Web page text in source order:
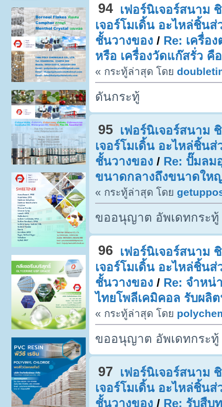
94 เฟอร์นิเจอร์สนาม
เจอร์โมเดิ้น อะไหล่ชิ้น
ชั้นวางของ / Re: เครื่อ
หรือ เครื่องวัดแก๊สรั่ว คื
« กระทู้ล่าสุด โดย
ดันกระทู้
95 เฟอร์นิเจอร์สนาม
เจอร์โมเดิ้น อะไหล่ชิ้น
ชั้นวางของ / Re: ปั๊มลม
ขนาดกลางถึงขนาดให
« กระทู้ล่าสุด โดย
ขออนุญาต อัพเดทกระทู้
96
เฟอร์นิเจอร์สนาม
เจอร์โมเดิ้น อะไหล่ชิ้น
ชั้นวางของ / Re: จำห
ไทยโพลีเคมิคอล รับผลิ
« กระทู้ล่าสุด โดย
ขออนุญาต อัพเดทกระทู้
97
เฟอร์นิเจอร์สนาม
เจอร์โมเดิ้น อะไหล่ชิ้น
ชั้นวางของ / Re: รับสืบ